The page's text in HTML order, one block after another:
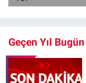
Geçen Yıl Bugün